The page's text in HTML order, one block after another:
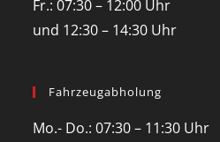
Fr.: 07:30 – 12:00 Uhr
und 12:30 – 14:30 Uhr
Fahrzeugabholung
Mo.- Do.: 07:30 – 11:30 Uhr